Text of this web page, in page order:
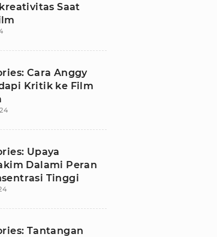
Saat
Cara Anggy
Kritik ke Film
Upaya
Dalami Peran
Tinggi
Tantangan